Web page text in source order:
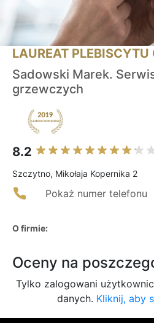
LAUREAT PLEBISCYTU
Sadowski Marek.
grzewczych
8.2
Szczytno, Mikołaja Kopernika 2
Pokaż numer telefonu
O firmie:
Oceny na
Tylko zalogowani
danych. Kliknij, aby